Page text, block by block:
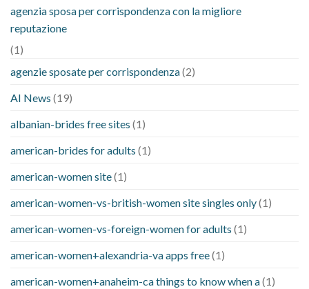
agenzia sposa per corrispondenza con la migliore
reputazione
(1)
agenzie sposate per corrispondenza(2)
AI News (19)
albanian-brides free sites (1)
american-brides for adults (1)
american-women site(1)
american-women-vs-british-women site singles only(1)
american-women-vs-foreign-women for adults (1)
american-women+alexandria-va apps free(1)
american-women+anaheim-ca things to know when a(1)